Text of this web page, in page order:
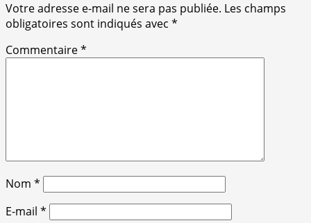
Votre adresse e-mail ne sera pas publiée. Les champs
obligatoires sont indiqués avec *
Commentaire*
Nom *
E-mail *